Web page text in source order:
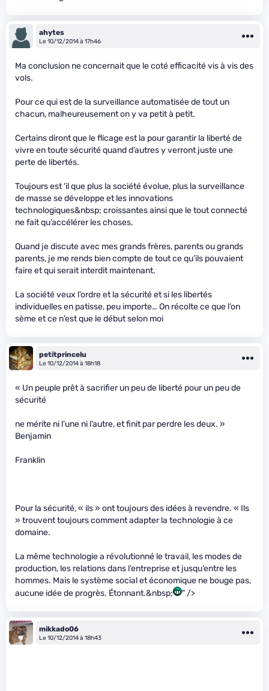
ahytes
Le 10/12/2014 à 17h46
Ma conclusion ne concernait que le coté efficacité vis à vis des
vols.
Pour ce qui est de la surveillance automatisée de tout un
chacun, malheureusement on y va petit à petit.
Certains diront que le flicage est la pour garantir la liberté de
vivre en toute sécurité quand d’autres y verront juste une
perte de libertés.
Toujours est ‘il que plus la société évolue, plus la surveillance
de masse se développe et les innovations
technologiques&nbsp; croissantes ainsi que le tout connecté
ne fait qu’accélérer les choses.
Quand je discute avec mes grands frères, parents ou grands
parents, je me rends bien compte de tout ce qu’ils pouvaient
faire et qui serait interdit maintenant.
La société veux l’ordre et la sécurité et si les libertés
individuelles en patisse, peu importe… On récolte ce que l’on
sème et ce n’est que le début selon moi
petitprincelu
Le 10/12/2014 à 18h18
« Un peuple prêt à sacrifier un peu de liberté pour un peu de
sécurité
ne mérite ni l’une ni l’autre, et finit par perdre les deux. »
Benjamin
Franklin
Pour la sécurité, « ils » ont toujours des idées à revendre. « Ils
» trouvent toujours comment adapter la technologie à ce
domaine.
La même technologie a révolutionné le travail, les modes de
production, les relations dans l’entreprise et jusqu’entre les
hommes. Mais le système social et économique ne bouge pas,
aucune idée de progrès. Étonnant.&nbsp;
" />
mikkado06
Le 10/12/2014 à 18h43